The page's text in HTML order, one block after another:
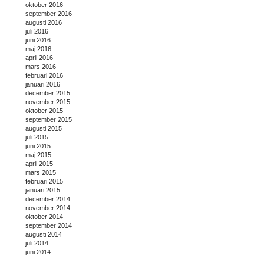
oktober 2016
september 2016
augusti 2016
juli 2016
juni 2016
maj 2016
april 2016
mars 2016
februari 2016
januari 2016
december 2015
november 2015
oktober 2015
september 2015
augusti 2015
juli 2015
juni 2015
maj 2015
april 2015
mars 2015
februari 2015
januari 2015
december 2014
november 2014
oktober 2014
september 2014
augusti 2014
juli 2014
juni 2014